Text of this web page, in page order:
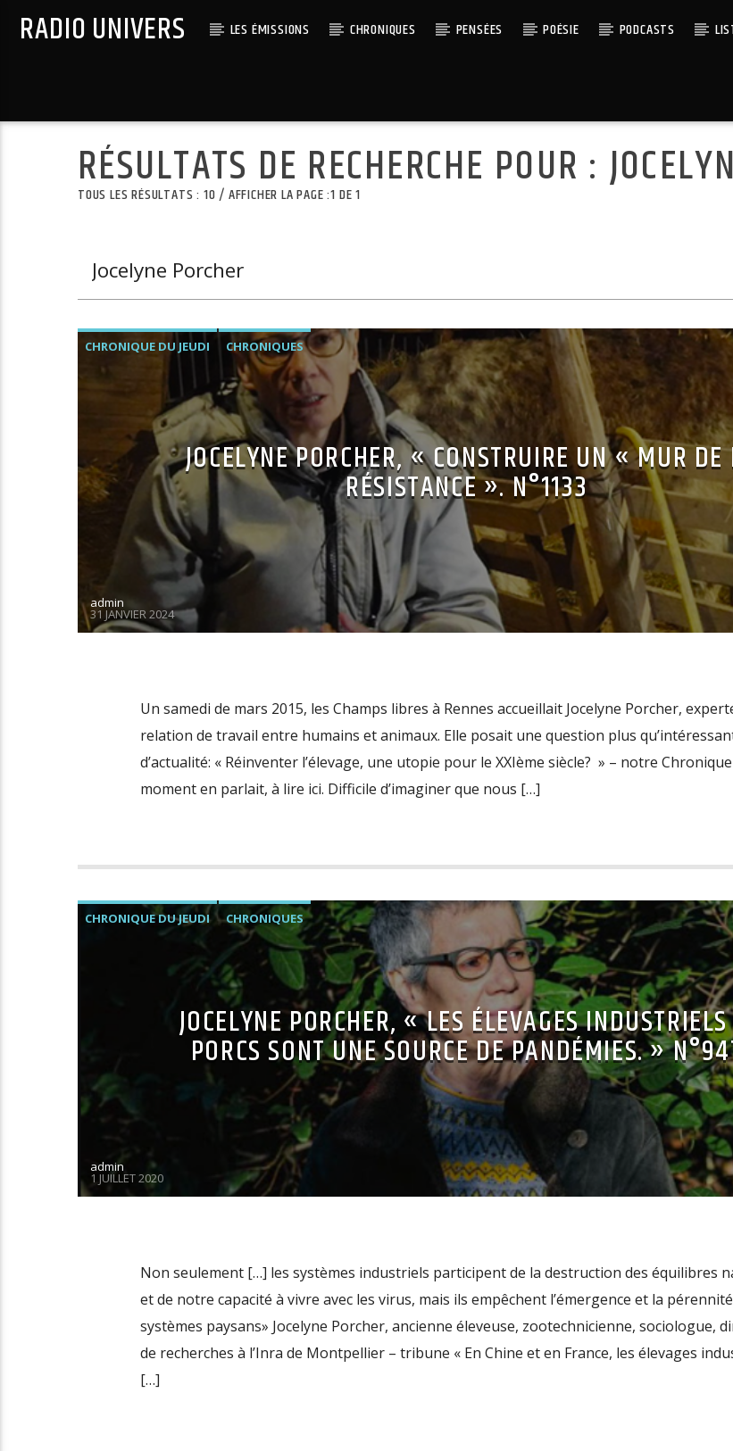
RADIO UNIVERS LES ÉMISSIONS CHRONIQUES PENSÉES POÉSIE PODCASTS
RÉSULTATS DE RECHERCHE POUR :
TOUS LES RÉSULTATS : 10 / AFFICHER LA PAGE :1 DE 1
CHRONIQUE DU JEUDI CHRONIQUES
JOCELYNE PORCHER, « CONSTRUIRE UN « MUR
RÉSISTANCE ». N°1133
admin
31 JANVIER 2024
Un samedi de mars 2015, les Champs libres à Rennes accueillait Jocelyne Porcher,
relation de travail entre humains et animaux. Elle posait une question plus
d’actualité: « Réinventer l’élevage, une utopie pour le XXIème siècle? » – notre
moment en parlait, à lire ici. Difficile d’imaginer que nous […]
CHRONIQUE DU JEUDI CHRONIQUES
JOCELYNE PORCHER, « LES ÉLEVAGES
PORCS SONT UNE SOURCE DE PANDÉMIES. »
admin
1 JUILLET 2020
Non seulement […] les systèmes industriels participent de la destruction des équilibres
et de notre capacité à vivre avec les virus, mais ils empêchent l’émergence et la
systèmes paysans» Jocelyne Porcher, ancienne éleveuse, zootechnicienne, sociologue,
de recherches à l’Inra de Montpellier – tribune « En Chine et en France, les élevages
[…]